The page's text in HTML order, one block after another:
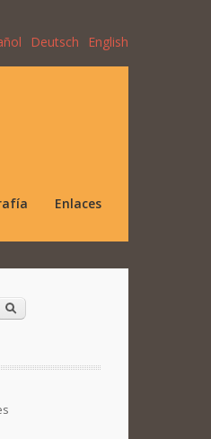
Deutsch English
Enlaces
Buscar